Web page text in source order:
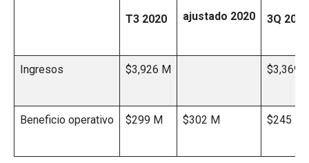
T3 2020 ajustado 2020 3Q 2019
Ingresos $3,926 M $3,369
Beneficio operativo $299 M $302 M $245 M